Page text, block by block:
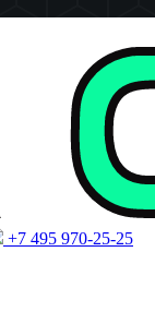
+7 495 970-25-25